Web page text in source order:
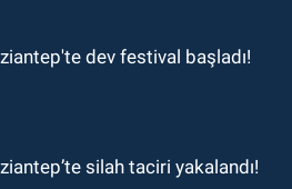
dev festival başladı!
silah taciri yakalandı!